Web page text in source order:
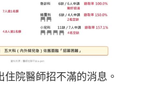
院醫師招不滿的消息。